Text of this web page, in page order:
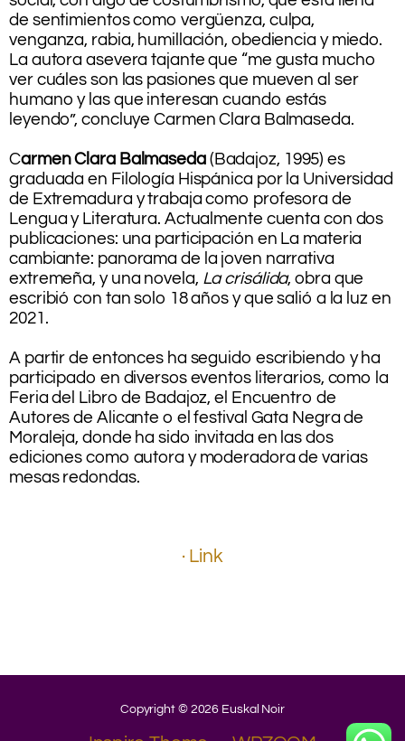
de sentimientos como vergüenza, culpa,
venganza, rabia, humillación, obediencia y miedo.
La autora asevera tajante que “me gusta mucho
ver cuáles son las pasiones que mueven al ser
humano y las que interesan cuando estás
leyendo”, concluye Carmen Clara Balmaseda.
Carmen Clara Balmaseda(Badajoz, 1995) es
graduada en Filología Hispánica por la Universidad
de Extremadura y trabaja como profesora de
Lengua y Literatura. Actualmente cuenta con dos
publicaciones: una participación en La materia
cambiante: panorama de la joven narrativa
extremeña, y una novela, La crisálida, obra que
escribió con tan solo 18 años y que salió a la luz en
2021.
A partir de entonces ha seguido escribiendo y ha
participado en diversos eventos literarios, como la
Feria del Libro de Badajoz, el Encuentro de
Autores de Alicante o el festival Gata Negra de
Moraleja, donde ha sido invitada en las dos
ediciones como autora y moderadora de varias
mesas redondas.
· Link
Copyright © 2026 Euskal Noir